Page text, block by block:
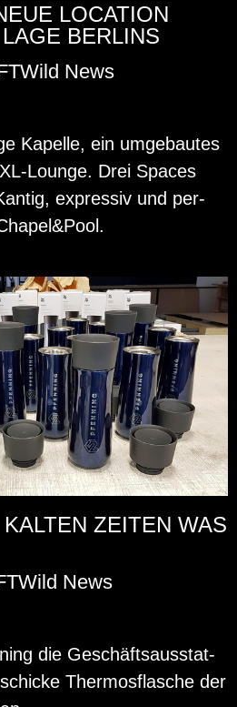
LOCATION
BERLINS
News
Ka­pel­le, ein um­ge­bau­tes
Lounge. Drei Spaces
ex­pres­siv und per­
ZEITEN WAS
News
die Ge­schäfts­aus­stat­
Ther­mos­fla­sche der